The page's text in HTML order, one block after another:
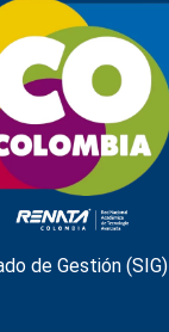
de Gestión (SIG)